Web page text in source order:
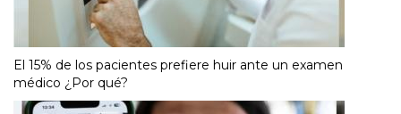
El 15% de los pacientes prefiere huir ante un examen
médico ¿Por qué?